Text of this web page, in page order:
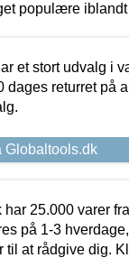
populære
et stort udvalg i
dages returret på
Globaltools.dk
har 25.000 varer
på 1-3
til at rådgive dig.